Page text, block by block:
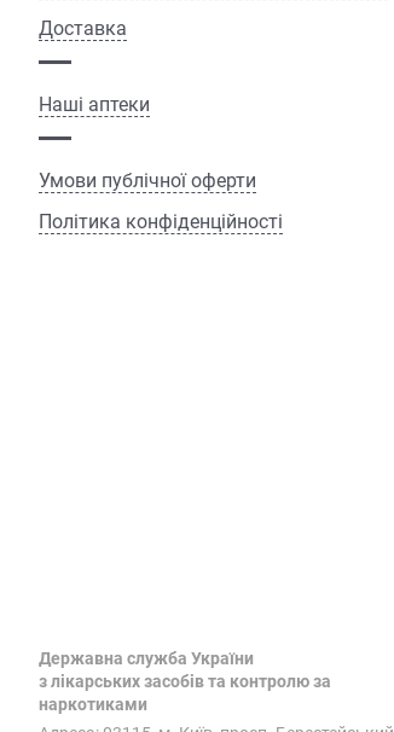
Доставка
Наші аптеки
Умови публічної оферти
Політика конфіденційності
Державна служба України
з лікарських засобів та контролю за
наркотиками